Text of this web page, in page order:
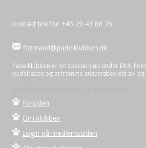
Kontakt telefon +45 29 43 86 76
formand@pudelklubben.dk
Pudelklubben er en special klub under DKK.
pudelracen og at fremme ansvarsbevidst avl
Forsiden
Om klubben
Login på medlemssiden